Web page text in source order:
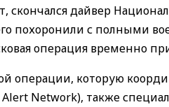
скончался дайвер
похоронили с полными
операция временно
операции, которую
Network), также